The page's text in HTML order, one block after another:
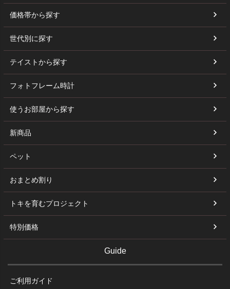
価格帯から探す
世代別に探す
テイストから探す
フォトフレーム時計
使うお部屋から探す
新商品
ペット
おまとめ割り
トキを育むプロジェクト
特別価格
Guide
ご利用ガイド